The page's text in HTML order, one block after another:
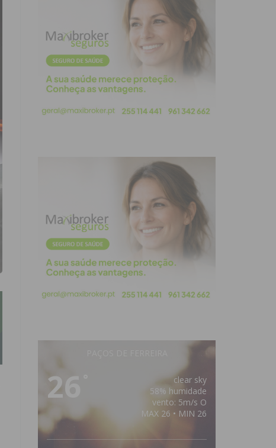
26
clear sky
58% humidade
vento: 5m/s O
MAX 26 • MIN 26